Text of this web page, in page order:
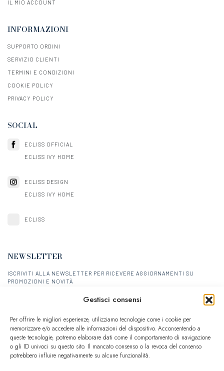
Gestisci consensi
Per offrire le migliori esperienze, utilizziamo tecnologie come i cookie per
memorizzare e/o accedere alle informazioni del dispositivo. Acconsentendo a
queste tecnologie, potremo elaborare dati come il comportamento di navigazione
o gli ID univoci su questo sito. Il mancato consenso o la revoca del consenso
potrebbero influire negativamente su alcune funzionalità.
IL MIO ACCOUNT
INFORMAZIONI
SUPPORTO ORDINI
SERVIZIO CLIENTI
TERMINI E CONDIZIONI
COOKIE POLICY
PRIVACY POLICY
SOCIAL
ECLISS OFFICIAL
ECLISS IVY HOME
ECLISS DESIGN
ECLISS IVY HOME
ECLISS
NEWSLETTER
ISCRIVITI ALLA NEWSLETTER PER RICEVERE AGGIORNAMENTI SU
PROMOZIONI E NOVITÀ
e-commerce partnerCalicantus- P. IVA 03757590272